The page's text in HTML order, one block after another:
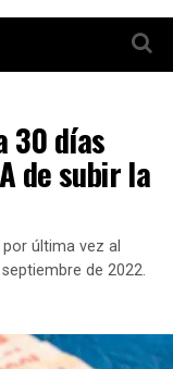
30 días
de subir la
última vez al
de 2022.